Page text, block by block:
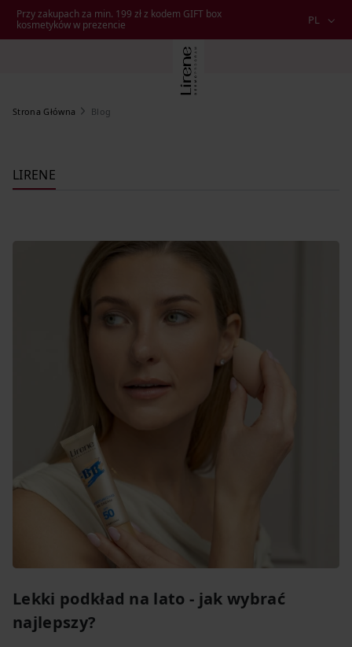
Przy zakupach za min. 199 zł z kodem GIFT box
kosmetyków w prezencie
PL
Strona Główna Blog
LIRENE
Lekki podkład na lato - jak wybrać
najlepszy?